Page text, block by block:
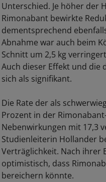
Unterschied. Je höher der
Rimonabant bewirkte
dementsprechend
Abnahme war auch beim
Schnitt um 2,5 kg
Auch dieser Effekt und die
sich als signifikant.
Die Rate der als
Prozent in der
Nebenwirkungen mit 17,3
Studienleiterin Hollander
Verträglichkeit. Nach ihrer
optimistisch, dass
bereichern könnte.